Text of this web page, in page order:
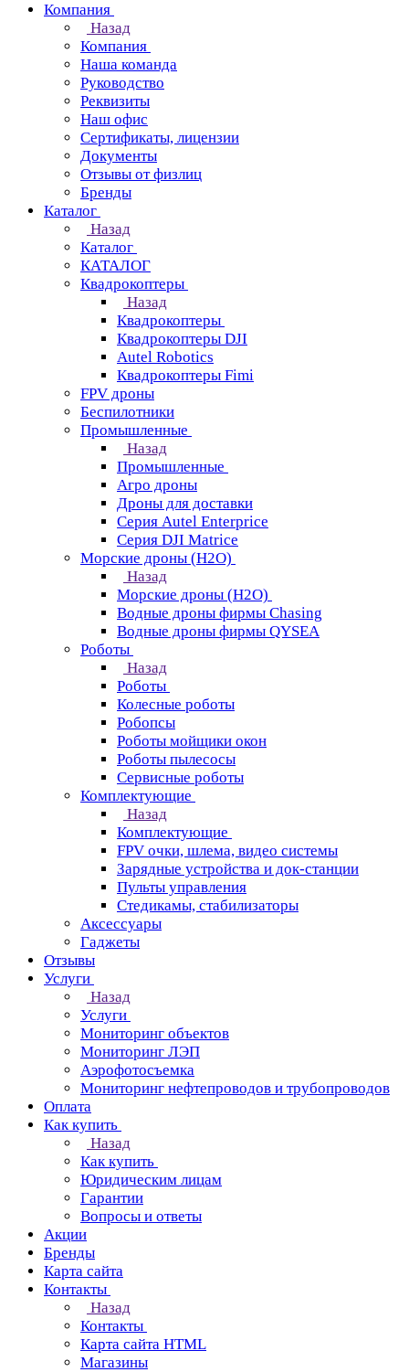
Компания
Назад
Компания
Наша команда
Руководство
Реквизиты
Наш офис
Сертификаты, лицензии
Документы
Отзывы от физлиц
Бренды
Каталог
Назад
Каталог
КАТАЛОГ
Квадрокоптеры
Назад
Квадрокоптеры
Квадрокоптеры DJI
Autel Robotics
Квадрокоптеры Fimi
FPV дроны
Беспилотники
Промышленные
Назад
Промышленные
Агро дроны
Дроны для доставки
Серия Autel Enterprice
Серия DJI Matrice
Морские дроны (H2O)
Назад
Морские дроны (H2O)
Водные дроны фирмы Chasing
Водные дроны фирмы QYSEA
Роботы
Назад
Роботы
Колесные роботы
Робопсы
Роботы мойщики окон
Роботы пылесосы
Сервисные роботы
Комплектующие
Назад
Комплектующие
FPV очки, шлема, видео системы
Зарядные устройства и док-станции
Пульты управления
Стедикамы, стабилизаторы
Аксессуары
Гаджеты
Отзывы
Услуги
Назад
Услуги
Мониторинг объектов
Мониторинг ЛЭП
Аэрофотосъемка
Мониторинг нефтепроводов и трубопроводов
Оплата
Как купить
Назад
Как купить
Юридическим лицам
Гарантии
Вопросы и ответы
Акции
Бренды
Карта сайта
Контакты
Назад
Контакты
Карта сайта HTML
Магазины